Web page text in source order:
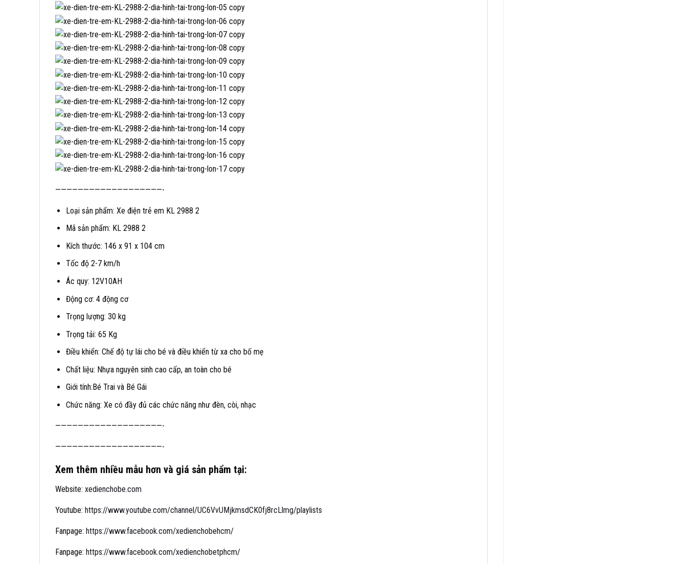
———————————————————-
Loại sản phẩm: Xe điện trẻ em KL 2988 2
Mã sản phẩm: KL 2988 2
Kích thước: 146 x 91 x 104 cm
Tốc độ 2-7 km/h
Ác quy: 12V10AH
Động cơ: 4 động cơ
Trọng lượng: 30 kg
Trọng tải: 65 Kg
Điều khiển: Chế độ tự lái cho bé và điều khiển từ xa cho bố mẹ
Chất liệu: Nhựa nguyên sinh cao cấp, an toàn cho bé
Giới tính:Bé Trai và Bé Gái
Chức năng: Xe có đầy đủ các chức năng như đèn, còi, nhạc
———————————————————-
———————————————————-
Xem thêm nhiều mẫu hơn và giá sản phẩm tại:
Website: xedienchobe.com
Youtube: https://www.youtube.com/channel/UC6VvUMjkmsdCK0fj8rcLlmg/playlists
Fanpage: https://www.facebook.com/xedienchobehcm/
Fanpage: https://www.facebook.com/xedienchobetphcm/